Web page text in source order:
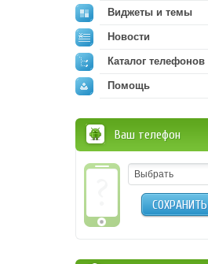
Виджеты и темы
Новости
Каталог телефонов
Помощь
Ваш телефон
Выбрать
СОХРАНИТЬ